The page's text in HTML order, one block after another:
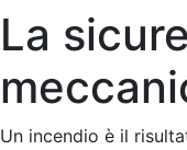
La
Un incendio è il